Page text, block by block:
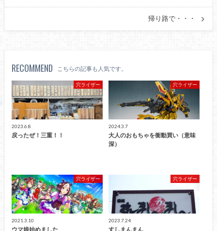
帰り路で・・・
RECOMMEND こちらの記事も人気です。
穴ライザー
2023.6.8
戻ったぜ！三重！！
穴ライザー
2024.3.7
大人のおもちゃを衝動買い（意味
深）
穴ライザー
2021.3.10
ウマ娘始めました
穴ライザー
2023.7.24
すしまんまん